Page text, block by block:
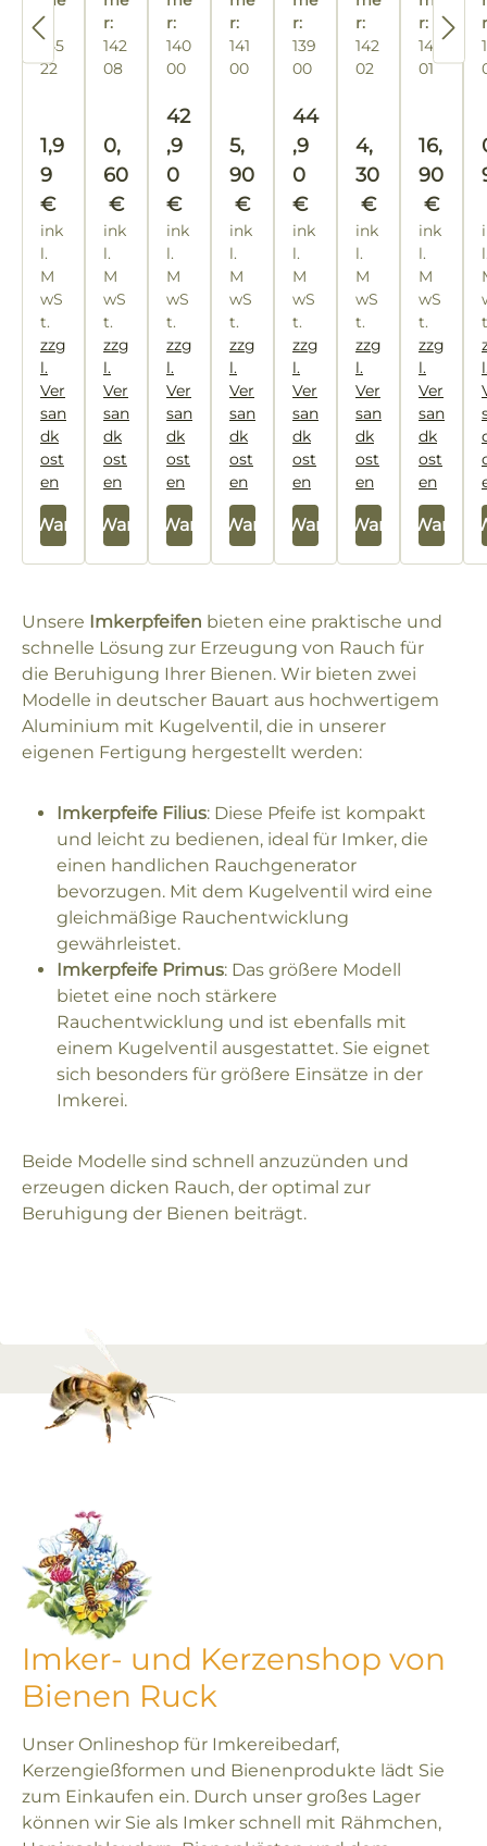
Im
ke
e
r:
145
22
Regulärer Preis:
1,9
9
€
ink
l.
M
wS
t.
zzg
l.
Ver
san
dk
ost
en
Warenkorb
r:
142
08
Regulärer Preis:
0,
60
€
ink
l.
M
wS
t.
zzg
l.
Ver
san
dk
ost
en
In den Warenkorb
uc
hb
er
er
7
m
tie
f
r:
140
00
Regulärer Preis:
42
,9
0
€
ink
l.
M
wS
t.
zzg
l.
Ver
san
dk
ost
en
In den Warenkorb
fe
m
es
z
eif
en
er
r:
141
00
Regulärer Preis:
5,
90
€
ink
l.
M
wS
t.
zzg
l.
Ver
san
dk
ost
en
In den Warenkorb
läs
er
ni
u
ca.
15
c
m
ho
ch
Ku
ge
nti
l +
In
ne
nb
eh
ält
er
r:
139
00
Regulärer Preis:
44
,9
0
€
ink
l.
M
wS
t.
zzg
l.
Ver
san
dk
ost
en
In den Warenkorb
r:
142
02
Regulärer
4,
30
€
ink
l.
M
wS
t.
zzg
l.
Ver
san
dk
ost
en
In den Warenkorb
t
M
un
ck
r:
142
01
16,
90
€
ink
l.
M
wS
t.
zzg
l.
Ver
san
dk
ost
en
In den In den
Unsere Imkerpfeifen bieten eine praktische und
schnelle Lösung zur Erzeugung von Rauch für
die Beruhigung Ihrer Bienen. Wir bieten zwei
Modelle in deutscher Bauart aus hochwertigem
Aluminium mit Kugelventil, die in unserer
eigenen Fertigung hergestellt werden:
Imkerpfeife Filius: Diese Pfeife ist kompakt
und leicht zu bedienen, ideal für Imker, die
einen handlichen Rauchgenerator
bevorzugen. Mit dem Kugelventil wird eine
gleichmäßige Rauchentwicklung
gewährleistet.
Imkerpfeife Primus: Das größere Modell
bietet eine noch stärkere
Rauchentwicklung und ist ebenfalls mit
einem Kugelventil ausgestattet. Sie eignet
sich besonders für größere Einsätze in der
Imkerei.
Beide Modelle sind schnell anzuzünden und
erzeugen dicken Rauch, der optimal zur
Beruhigung der Bienen beiträgt.
Imker- und Kerzenshop von
Bienen Ruck
Unser Onlineshop für Imkereibedarf,
Kerzengießformen und Bienenprodukte lädt Sie
zum Einkaufen ein. Durch unser großes Lager
können wir Sie als Imker schnell mit Rähmchen,